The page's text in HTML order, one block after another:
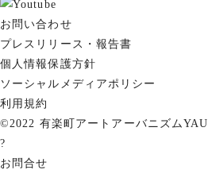
お問い合わせ
プレスリリース・報告書
個人情報保護方針
ソーシャルメディアポリシー
利用規約
©2022 有楽町アートアーバニズムYAU
?
お問合せ